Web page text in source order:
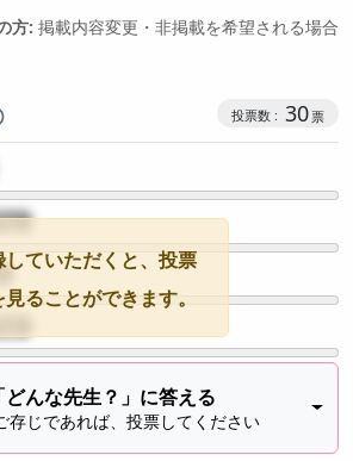
方: 掲載内容変更・非掲載を希望される場合
コミュニケ
30
どんな先生？」に答える
存じであれば、投票してください
していただくと、投票
ることができます。